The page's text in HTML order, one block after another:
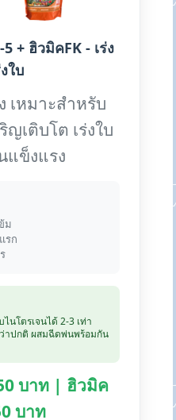
+ ฮิวมิคFK - เร่ง
ใบ
เหมาะสำหรับ
เติบโต เร่งใบ
แข็งแรง
ม
รก
นโตรเจนได้ 2-3 เท่า
ว่าปกติ ผสมฉีดพ่นพร้อมกัน
บาท | ฮิวมิค
บาท